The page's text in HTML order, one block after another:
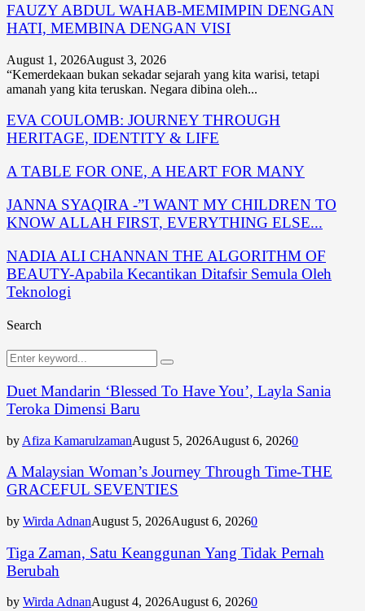
FAUZY ABDUL WAHAB-MEMIMPIN DENGAN
HATI, MEMBINA DENGAN VISI
August 1, 2026August 3, 2026
“Kemerdekaan bukan sekadar sejarah yang kita warisi, tetapi
amanah yang kita teruskan. Negara dibina oleh...
EVA COULOMB: JOURNEY THROUGH
HERITAGE, IDENTITY & LIFE
A TABLE FOR ONE, A HEART FOR MANY
JANNA SYAQIRA -”I WANT MY CHILDREN TO
KNOW ALLAH FIRST, EVERYTHING ELSE...
NADIA ALI CHANNAN THE ALGORITHM OF
BEAUTY-Apabila Kecantikan Ditafsir Semula Oleh
Teknologi
Search
Search
for:
Search
Duet Mandarin ‘Blessed To Have You’, Layla Sania
Teroka Dimensi Baru
by Afiza KamarulzamanAugust 5, 2026August 6, 20260
A Malaysian Woman’s Journey Through Time-THE
GRACEFUL SEVENTIES
by Wirda AdnanAugust 5, 2026August 6, 20260
Tiga Zaman, Satu Keanggunan Yang Tidak Pernah
Berubah
by Wirda AdnanAugust 4, 2026August 6, 20260